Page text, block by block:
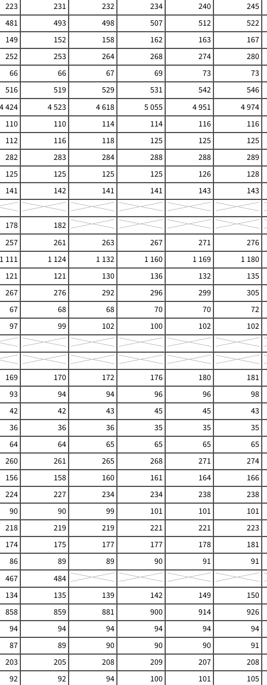
223
231 232 234 240
245
481
493 498 507 512
522
149
152 158 162 163
167
252
253 264 268 274
280
66
66 67 69 73
73
516
519 529 531 542
546
4 424
4 523 4 618 5 055 4 951
4 974
110
110 114 114 116
116
112
116 118 125 125
125
282
283 284 288 288
289
125
125 125 125 126
128
141
142 141 141 143 143
178
182
257
261 263 267 271
276
1 111
1 124 1 132 1 160 1 169
1 180
121
121 130 136 132
135
267
276 292 296 299
305
67
68 68 70 70
72
97
99 102 100 102 102
169 170 172 176 180
181
93
94 94 96 96
98
42
42 43 45 45
43
36
36 36 35 35
35
64
64 65 65 65
65
260
261 265 268 271
274
156
158 160 161 164
166
224
227 234 234 238
238
90
90 99 101 101
101
218
219 219 221 221
223
174
175 177 177 178
181
86
89 89 90 91
91
467
484
134
135 139 142 149
150
858
859 881 900 914
926
94
94 94 94 94
94
87
89 90 90 90
91
203
205 208 209 207
208
92
92 94 100 101 105